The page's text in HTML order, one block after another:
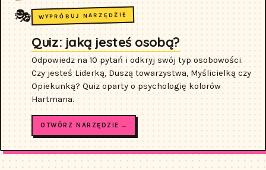
🎭 WYPRÓBUJ NARZĘDZIE
Quiz: jaką jesteś osobą?
Odpowiedz na 10 pytań i odkryj swój typ osobowości.
Czy jesteś Liderką, Duszą towarzystwa, Myślicielką czy
Opiekunką? Quiz oparty o psychologię kolorów
Hartmana.
OTWÓRZ NARZĘDZIE →